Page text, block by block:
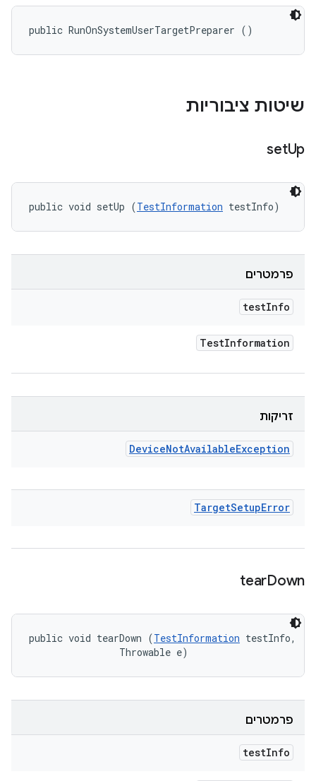
public RunOnSystemUserTargetPreparer ()
שיטות ציבוריות
setUp
public void setUp (TestInformation testInfo)
פרמטרים
testInfo
TestInformation
זריקות
DeviceNotAvailableException
TargetSetupError
tearDown
public void tearDown (TestInformation testInfo,
                Throwable e)
פרמטרים
testInfo